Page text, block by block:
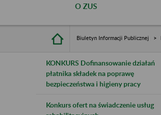
O ZUS
Biuletyn Informacji Publicznej
KONKURS Dofinansowanie działań
płatnika składek na poprawę
bezpieczeństwa i higieny pracy
Konkurs ofert na świadczenie usług